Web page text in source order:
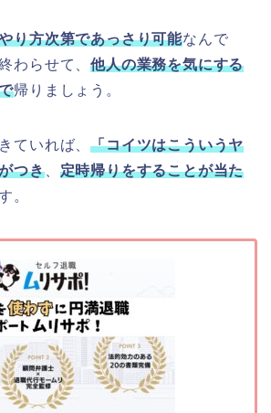
り方次第であっさり可能なんで
わらせて、他人の業務を気にする
帰りましょう。
ていれば、「コイツはこういうヤ
つき、 定時帰りをすることが当た
。